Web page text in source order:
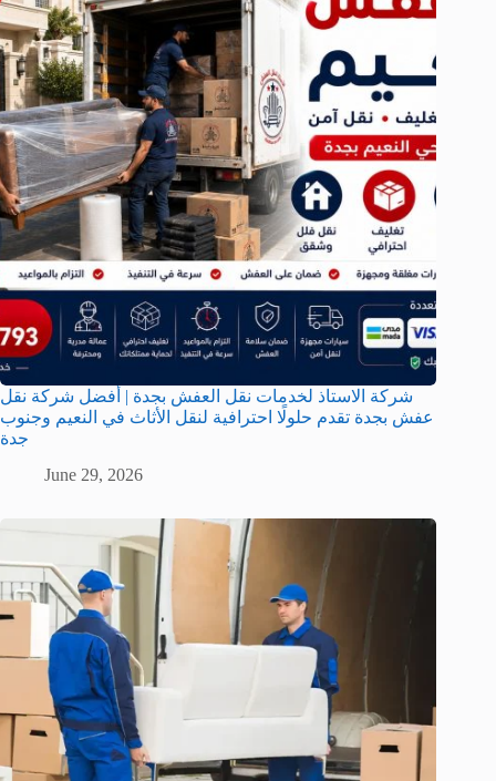
شركة الاستاذ لخدمات نقل العفش بجدة | أفضل شركة نقل
عفش بجدة تقدم حلولًا احترافية لنقل الأثاث في النعيم وجنوب
جدة
June 29, 2026